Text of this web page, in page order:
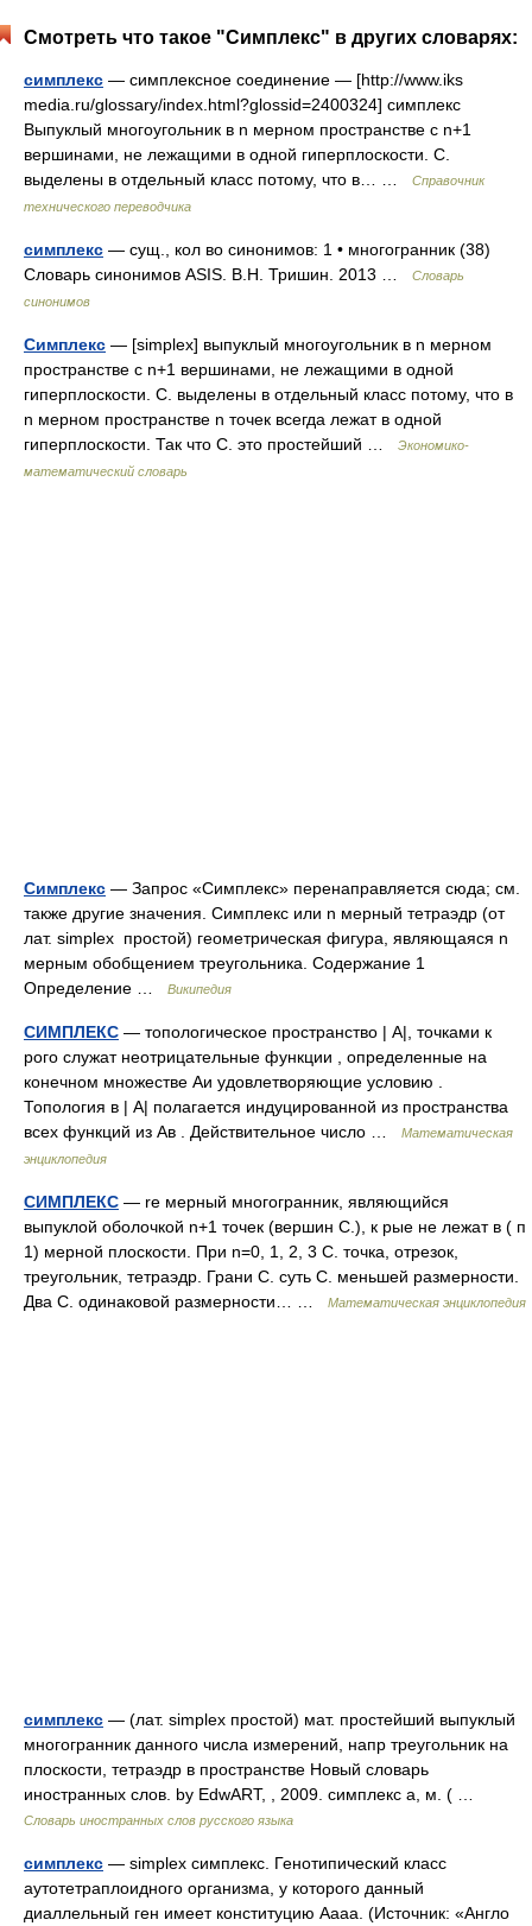
Смотреть что такое "Симплекс" в других словарях:
симплекс — симплексное соединение — [http://www.iks
media.ru/glossary/index.html?glossid=2400324] симплекс
Выпуклый многоугольник в n мерном пространстве с n+1
вершинами, не лежащими в одной гиперплоскости. С.
выделены в отдельный класс потому, что в… …
Справочник
технического переводчика
симплекс — сущ., кол во синонимов: 1 • многогранник (38)
Словарь синонимов ASIS. В.Н. Тришин. 2013 …
Словарь
синонимов
Симплекс — [simplex] выпуклый многоугольник в n мерном
пространстве с n+1 вершинами, не лежащими в одной
гиперплоскости. С. выделены в отдельный класс потому, что в
n мерном пространстве n точек всегда лежат в одной
гиперплоскости. Так что С. это простейший …
Экономико-
математический словарь
Симплекс — Запрос «Симплекс» перенаправляется сюда; см.
также другие значения. Симплекс или n мерный тетраэдр (от
лат. simplex простой) геометрическая фигура, являющаяся n
мерным обобщением треугольника. Содержание 1
Определение …
Википедия
СИМПЛЕКС — топологическое пространство | А|, точками к
рого служат неотрицательные функции , определенные на
конечном множестве Аи удовлетворяющие условию .
Топология в | А| полагается индуцированной из пространства
всех функций из Ав . Действительное число …
Математическая
энциклопедия
СИМПЛЕКС — re мерный многогранник, являющийся
выпуклой оболочкой n+1 точек (вершин С.), к рые не лежат в ( п
1) мерной плоскости. При n=0, 1, 2, 3 С. точка, отрезок,
треугольник, тетраэдр. Грани С. суть С. меньшей размерности.
Два С. одинаковой размерности… …
Математическая энциклопедия
симплекс — (лат. simplex простой) мат. простейший выпуклый
многогранник данного числа измерений, напр треугольник на
плоскости, тетраэдр в пространстве Новый словарь
иностранных слов. by EdwART, , 2009. симплекс а, м. ( …
Словарь иностранных слов русского языка
симплекс — simplex симплекс. Генотипический класс
аутотетраплоидного организма, у которого данный
диаллельный ген имеет конституцию Aaaa. (Источник: «Англо